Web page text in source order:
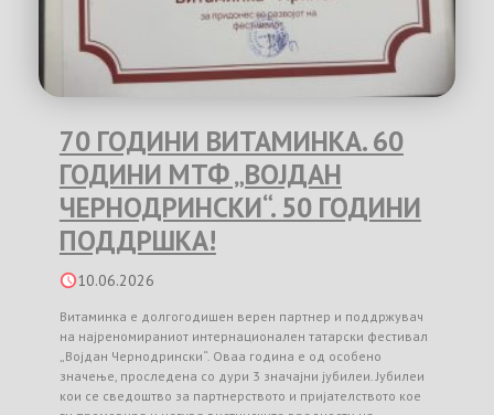
70 ГОДИНИ ВИТАМИНКА. 60
ГОДИНИ МТФ „ВОЈДАН
ЧЕРНОДРИНСКИ“. 50 ГОДИНИ
ПОДДРШКА!
10.06.2026
Витаминка е долгогодишен верен партнер и поддржувач
на најреномираниот интернационален татарски фестивал
„Војдан Чернодрински“. Оваа година е од особено
значење, проследена со дури 3 значајни јубилеи. Јубилеи
кои се сведоштво за партнерството и пријателството кое